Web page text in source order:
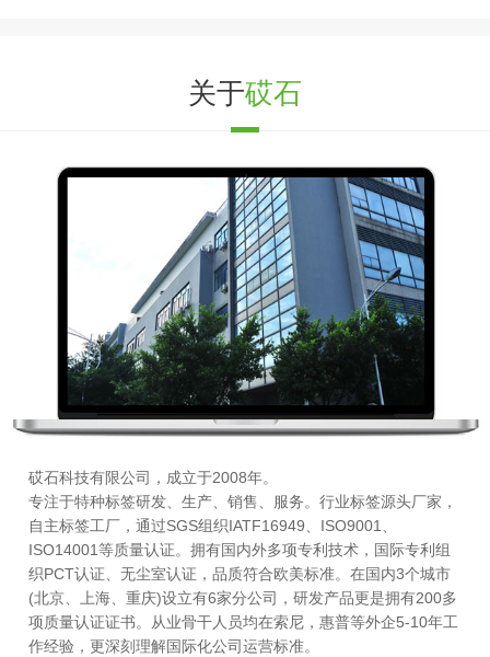
关于砹石
砹石科技有限公司，成立于2008年。
专注于特种标签研发、生产、销售、服务。行业标签源头厂家，
自主标签工厂，通过SGS组织IATF16949、ISO9001、
ISO14001等质量认证。拥有国内外多项专利技术，国际专利组
织PCT认证、无尘室认证，品质符合欧美标准。在国内3个城市
(北京、上海、重庆)设立有6家分公司，研发产品更是拥有200多
项质量认证证书。从业骨干人员均在索尼，惠普等外企5-10年工
作经验，更深刻理解国际化公司运营标准。